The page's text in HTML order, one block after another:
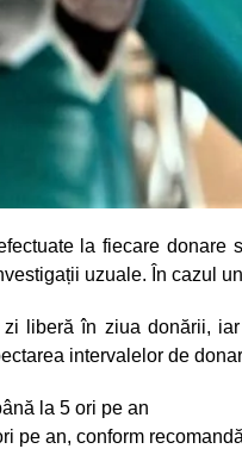
la fiecare donare
uzuale. În cazul
liberă în ziua donării,
intervalelor de
la 5 ori pe an
pe an, conform